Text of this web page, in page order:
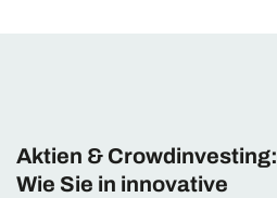
Aktien & Crowdinvesting:
Wie Sie in innovative